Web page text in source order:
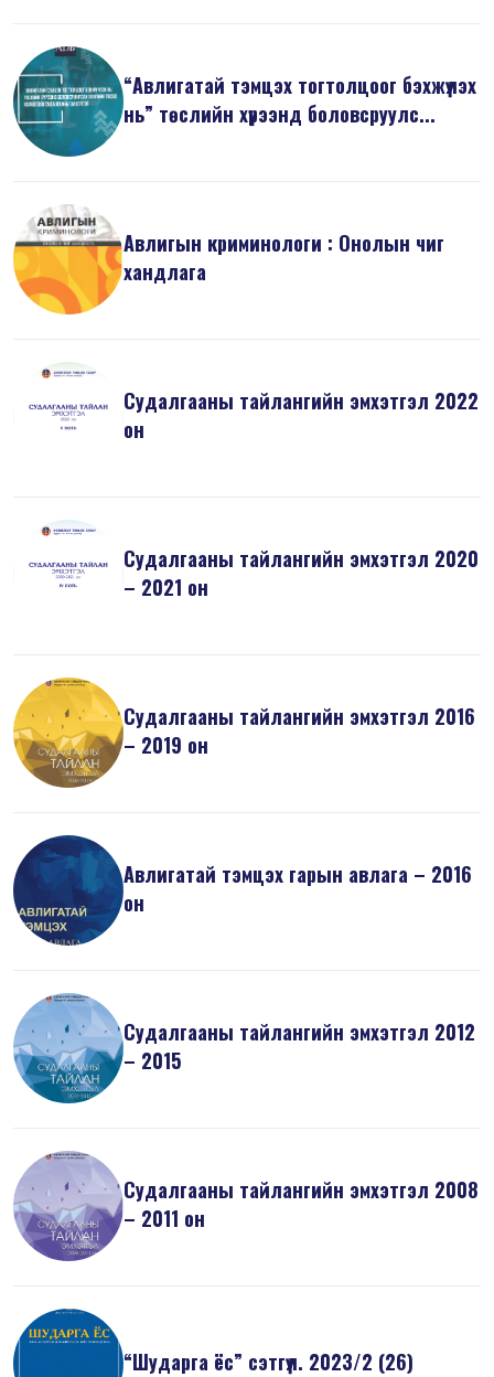
“Авлигатай тэмцэх тогтолцоог бэхжүүлэх
нь” төслийн хүрээнд боловсруулс...
Авлигын криминологи : Онолын чиг
хандлага
Судалгааны тайлангийн эмхэтгэл 2022
он
Судалгааны тайлангийн эмхэтгэл 2020
– 2021 он
Судалгааны тайлангийн эмхэтгэл 2016
– 2019 он
Авлигатай тэмцэх гарын авлага – 2016
он
Судалгааны тайлангийн эмхэтгэл 2012
– 2015
Судалгааны тайлангийн эмхэтгэл 2008
– 2011 он
“Шударга ёс” сэтгүүл. 2023/2 (26)